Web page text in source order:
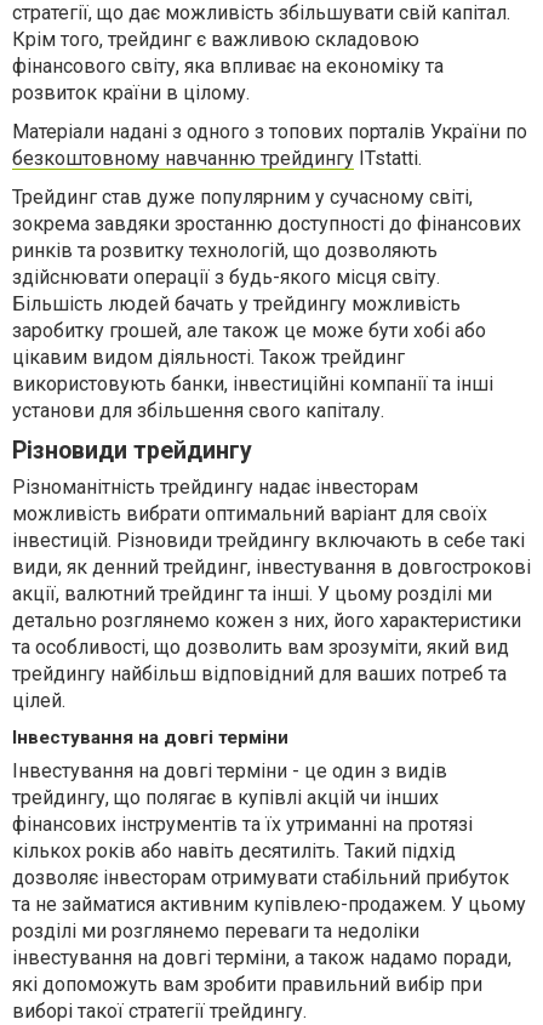
стратегії, що дає можливість збільшувати свій капітал.
Крім того, трейдинг є важливою складовою
фінансового світу, яка впливає на економіку та
розвиток країни в цілому.
Матеріали надані з одного з топових порталів України по
безкоштовному навчанню трейдингу ITstatti.
Трейдинг став дуже популярним у сучасному світі,
зокрема завдяки зростанню доступності до фінансових
ринків та розвитку технологій, що дозволяють
здійснювати операції з будь-якого місця світу.
Більшість людей бачать у трейдингу можливість
заробитку грошей, але також це може бути хобі або
цікавим видом діяльності. Також трейдинг
використовують банки, інвестиційні компанії та інші
установи для збільшення свого капіталу.
Різновиди трейдингу
Різноманітність трейдингу надає інвесторам
можливість вибрати оптимальний варіант для своїх
інвестицій. Різновиди трейдингу включають в себе такі
види, як денний трейдинг, інвестування в довгострокові
акції, валютний трейдинг та інші. У цьому розділі ми
детально розглянемо кожен з них, його характеристики
та особливості, що дозволить вам зрозуміти, який вид
трейдингу найбільш відповідний для ваших потреб та
цілей.
Інвестування на довгі терміни
Інвестування на довгі терміни - це один з видів
трейдингу, що полягає в купівлі акцій чи інших
фінансових інструментів та їх утриманні на протязі
кількох років або навіть десятиліть. Такий підхід
дозволяє інвесторам отримувати стабільний прибуток
та не займатися активним купівлею-продажем. У цьому
розділі ми розглянемо переваги та недоліки
інвестування на довгі терміни, а також надамо поради,
які допоможуть вам зробити правильний вибір при
виборі такої стратегії трейдингу.